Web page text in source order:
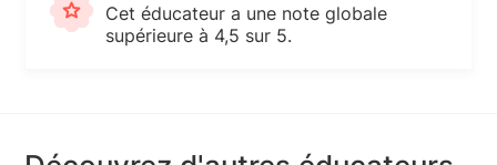
Cet éducateur a une note globale
supérieure à 4,5 sur 5.